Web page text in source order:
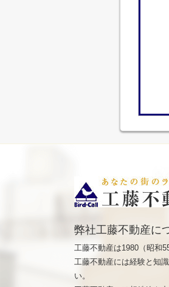
弊社工藤不動産に
工藤不動産は1980（昭和
工藤不動産には経験と知
い。